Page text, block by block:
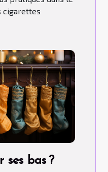
cigarettes
ses bas ?